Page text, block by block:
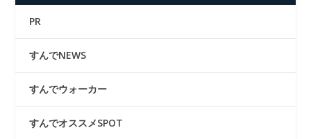
PR
すんでNEWS
すんでウォーカー
すんでオススメSPOT